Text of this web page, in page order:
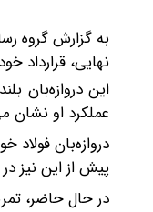
به گزارش گروه
نهایی، قرارداد
عملکرد او نشان می‌دهد که موفق به ۱۰ کلین‌شیت شده و علاوه
دروازه‌بان
پیش از این نیز در فصل ۹۹-۹۸ برای تیم فولاد به میدان رفته بود و اکنون دوباره به همکاری
در حال حاضر،